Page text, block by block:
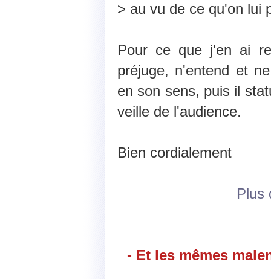
> au vu de ce qu'on lui
Pour ce que j'en ai
préjuge, n'entend et
en son sens, puis il
veille de l'audience.
Bien cordialement
Plus
- Et les mêmes